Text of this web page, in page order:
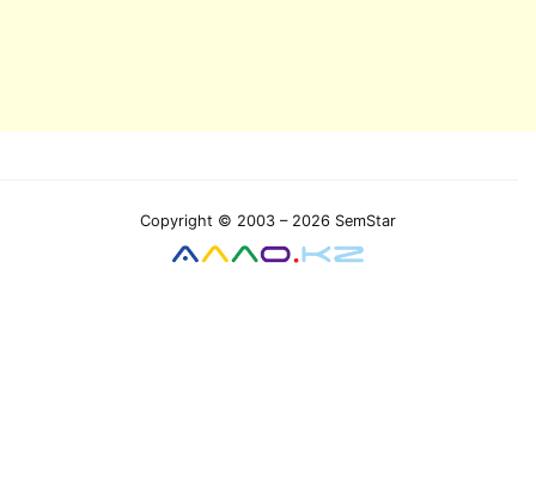
Copyright © 2003 – 2026 SemStar